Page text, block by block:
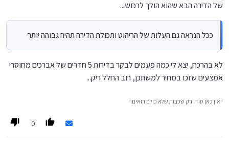
של הדירה הבא שהוא הולך לרכוש...
ככל הנראה גם העלות של הריהוט ותכולת הדירה תהיה גבוהה יותר
לא בהרכח, יצא לי כמה פעמים לבקר בדירות 5 חדרים של אברכים מחוסרי
אמצעים שזכו במחיר למשתכן, רוב החלל ריק...
"אין כאן סוד. רק שכבות שלא כולם רואים."
0